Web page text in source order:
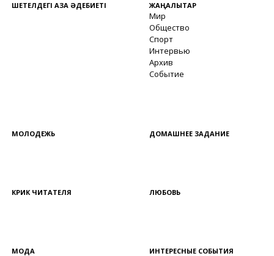
ШЕТЕЛДЕГІ ҚАЗАҚ ӘДЕБИЕТІ ЖАҢАЛЫҚТАР
Мир
Общество
Спорт
Интервью
Архив
Событие
МОЛОДЕЖЬ ДОМАШНЕЕ ЗАДАНИЕ
КРИК ЧИТАТЕЛЯ ЛЮБОВЬ
МОДА ИНТЕРЕСНЫЕ СОБЫТИЯ